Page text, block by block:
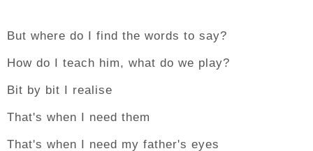
But where do I find the words to say?
How do I teach him, what do we play?
Bit by bit I realise
That's when I need them
That's when I need my father's eyes